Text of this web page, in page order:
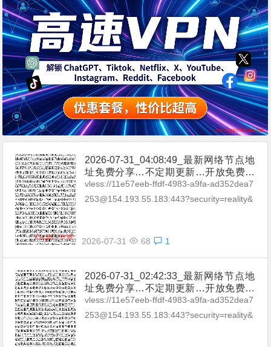
2026-07-31_04:08:49_最新网络节点地
址免费分享…不定期更新…开放免费分
享（网络免费节点香港|日本|韩国|新加
坡|台湾|马来西亚|…
vless://11e57eeb-ffdf-4983-a9fa-ad352dea7
253@154.193.55.183:443?security=reality&
2026-07-31 68 1
2026-07-31_02:42:33_最新网络节点地
址免费分享…不定期更新…开放免费分
享（网络免费节点香港|日本|韩国|新加
坡|台湾|马来西亚|…
vless://11e57eeb-ffdf-4983-a9fa-ad352dea7
253@154.193.55.183:443?security=reality&